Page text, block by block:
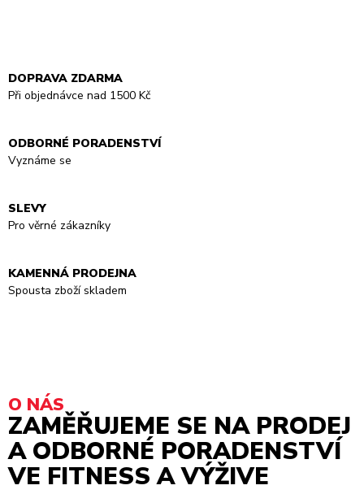
DOPRAVA ZDARMA
Při objednávce nad 1500 Kč
ODBORNÉ PORADENSTVÍ
Vyznáme se
SLEVY
Pro věrné zákazníky
KAMENNÁ PRODEJNA
Spousta zboží skladem
O NÁS
ZAMĚŘUJEME SE NA PRODEJ
A ODBORNÉ PORADENSTVÍ
VE FITNESS A VÝŽIVE